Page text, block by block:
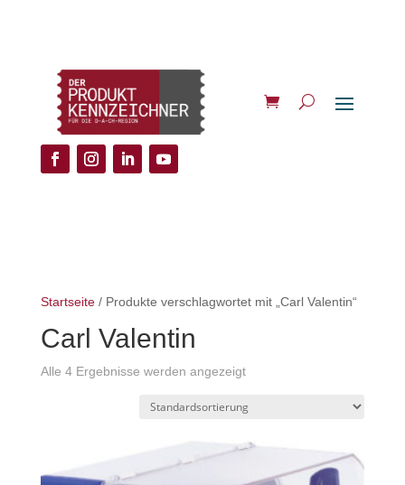
Startseite/ Produkte verschlagwortet mit „Carl Valentin“
Carl Valentin
Alle 4 Ergebnisse werden angezeigt